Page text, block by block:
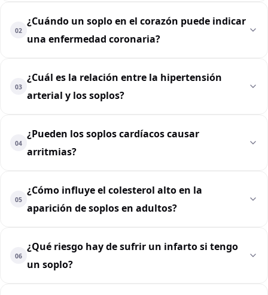
02
¿Cuándo un soplo en el corazón puede indicar
una enfermedad coronaria?
03
¿Cuál es la relación entre la hipertensión
arterial y los soplos?
04
¿Pueden los soplos cardíacos causar
arritmias?
05
¿Cómo influye el colesterol alto en la
aparición de soplos en adultos?
06
¿Qué riesgo hay de sufrir un infarto si tengo
un soplo?